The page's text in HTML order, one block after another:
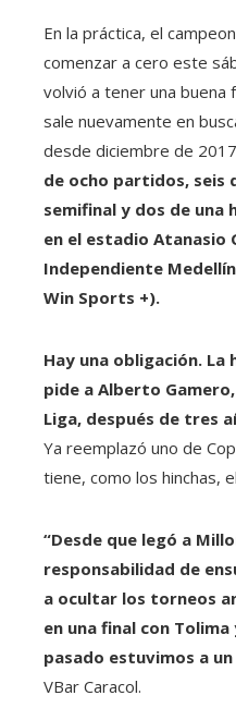
En la práctica, el
comenzar a cero este
volvió a tener una
sale nuevamente en
desde diciembre de
de ocho partidos, seis
semifinal y dos de una
en el estadio
Independiente
Win Sports +).
Hay una obligación.
pide a Alberto
Liga, después de tres
Ya reemplazó uno de
tiene, como los hinchas,
“Desde que legó a
responsabilidad de
a ocultar los torneos
en una final con
pasado estuvimos a
VBar Caracol.